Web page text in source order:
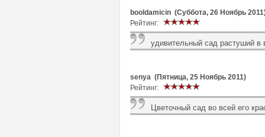
booldamicin (Суббота, 26 Ноябрь
Рейтинг:
удивительный сад растуший в
senya (Пятница, 25 Ноябрь 2011)
Рейтинг:
Цветочный сад во всей его